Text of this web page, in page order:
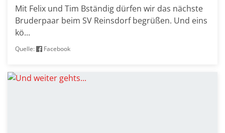
Mit Felix und Tim Bständig dürfen wir das nächste
Bruderpaar beim SV Reinsdorf begrüßen. Und eins
kö...
Quelle: Facebook